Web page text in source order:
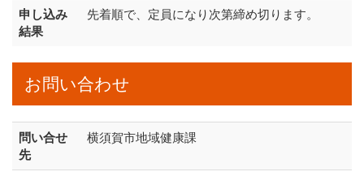
申し込み
結果
先着順で、定員になり次第締め切ります。
お問い合わせ
問い合せ
先
横須賀市地域健康課